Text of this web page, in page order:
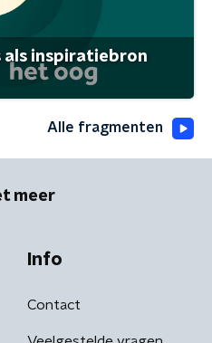
als inspiratiebron
Alle fragmenten
meer
Info
Contact